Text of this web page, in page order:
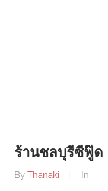
ร้านชลบุรีซีฟู๊ด
By Thanaki In